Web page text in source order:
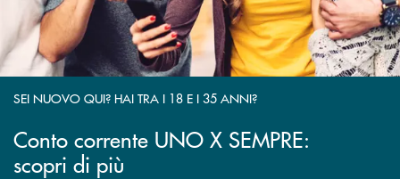
RIVISTA
Leggi il secondo numero del
nostro "Delta SMA News
SEI NUOVO QUI? HAI TRA I 18 E I 35 ANNI?
Conto corrente UNO X SEMPRE:
scopri di più
A BUON RENDERE
Il nuovo portale dell'Educazione
Finanziaria
SALVADANAIO INBANK
Mettere da parte piccole somme
per i tuoi progetti è semplice